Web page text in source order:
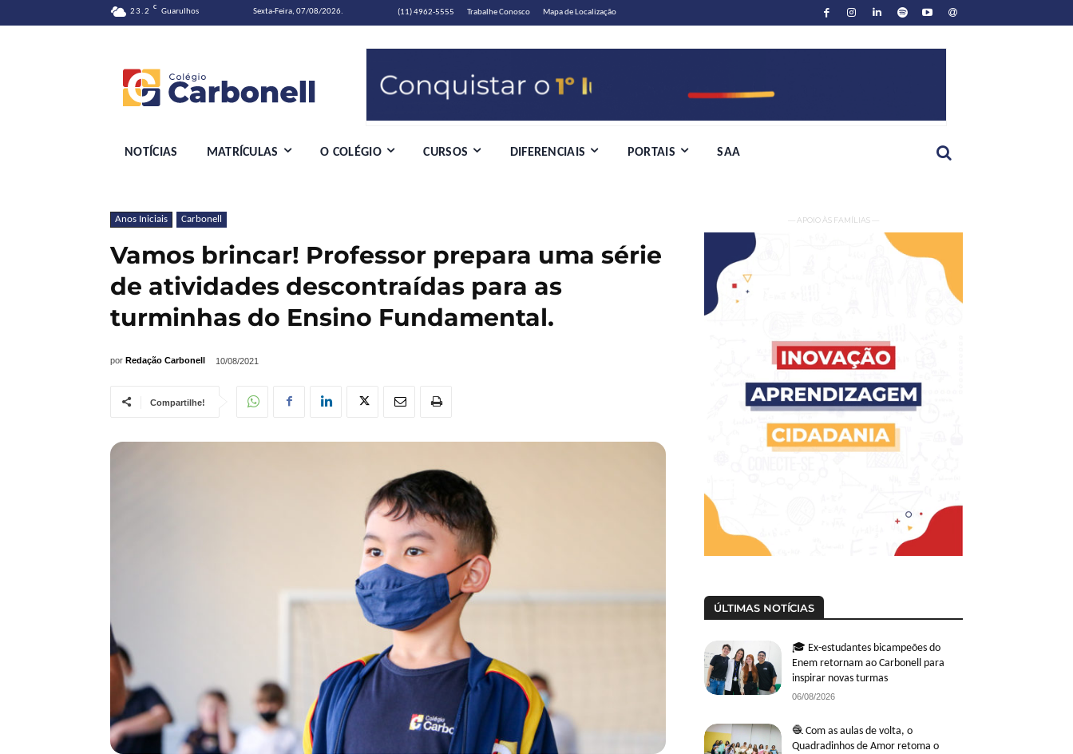
23.2 C Guarulhos Sexta-Feira, 07/08/2026. (11) 4962-5555 Trabalhe Conosco Mapa de Localização
NOTÍCIAS MATRÍCULAS O COLÉGIO CURSOS DIFERENCIAIS PORTAIS SAA
Anos Iniciais Carbonell
Vamos brincar! Professor prepara uma série
de atividades descontraídas para as
turminhas do Ensino Fundamental.
por Redação Carbonell 10/08/2021
Compartilhe!
— APOIO ÀS FAMÍLIAS —
ÚLTIMAS NOTÍCIAS
🎓 Ex-estudantes bicampeões do
Enem retornam ao Carbonell para
inspirar novas turmas
06/08/2026
🧶 Com as aulas de volta, o
Quadradinhos de Amor retoma o